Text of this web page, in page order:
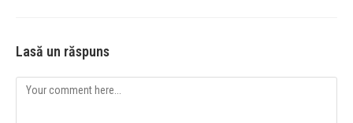
Lasă un răspuns